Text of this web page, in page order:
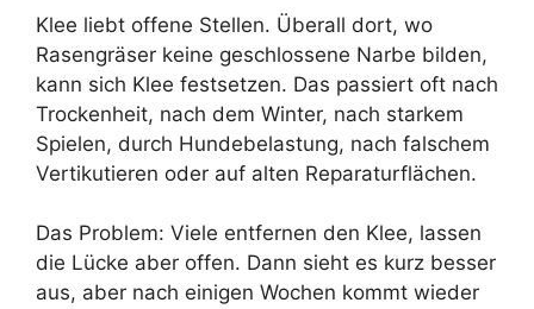
Klee liebt offene Stellen. Überall dort, wo
Rasengräser keine geschlossene Narbe bilden,
kann sich Klee festsetzen. Das passiert oft nach
Trockenheit, nach dem Winter, nach starkem
Spielen, durch Hundebelastung, nach falschem
Vertikutieren oder auf alten Reparaturflächen.
Das Problem: Viele entfernen den Klee, lassen
die Lücke aber offen. Dann sieht es kurz besser
aus, aber nach einigen Wochen kommt wieder